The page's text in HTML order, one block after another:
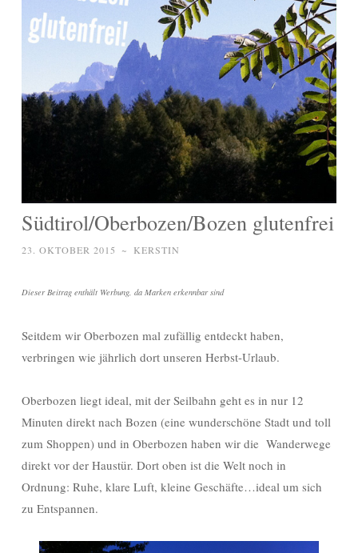
Südtirol/Oberbozen/Bozen glutenfrei
23. OKTOBER 2015 ~ KERSTIN
Dieser Beitrag enthält Werbung, da Marken erkennbar sind
Seitdem wir Oberbozen mal zufällig entdeckt haben,
verbringen wie jährlich dort unseren Herbst-Urlaub.
Oberbozen liegt ideal, mit der Seilbahn geht es in nur 12
Minuten direkt nach Bozen (eine wunderschöne Stadt und toll
zum Shoppen) und in Oberbozen haben wir die Wanderwege
direkt vor der Haustür. Dort oben ist die Welt noch in
Ordnung: Ruhe, klare Luft, kleine Geschäfte…ideal um sich
zu Entspannen.